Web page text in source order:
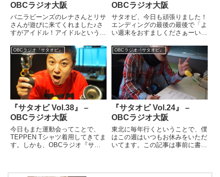
OBCラジオ大阪
バニラビーンズのレナさんとリサ
さんが遊びに来てくれました♪さ
すがアイドル！アイドルというか
晴らしい！そして、適当に話しな
い感じが非常に素敵でした。また
大阪に来たときはゲストに来て欲
しいなぁ〜♪２月３日に発売さ
れ...
OBCラジオ大阪
サタオビ、今日も頑張りました！
エンディングの最後の最後で「よ
い週末をおすましくださぁーい」
のことを神様、、、噛様と呼んで
くれても☆相馬先生から本もいた
だいてハッピーハッピーです☆ね
っ、、、お嬢さん♪さて、今日
の...
OBCラジオ『サタオビ』
『サタオビ Vol.38』 –
OBCラジオ大阪
今日もまた運動会ってことで、
TEPPEN Tシャツ着用してきてま
す。しかも、OBCラジオ『サタ
OBCラジオ『サタオビ』
『サタオビ Vol.24』 –
OBCラジオ大阪
東北に毎年行くということで、僕
はこの週はいつもお休みをいただ
いてます。この記事は事前に書か